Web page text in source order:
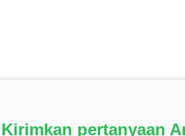
Kirimkan pertanyaan